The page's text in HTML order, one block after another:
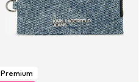
Premium